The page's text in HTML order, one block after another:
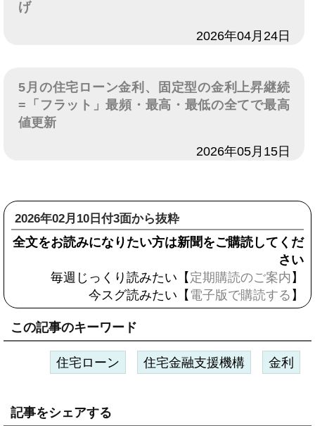
げ
2026年04月24日
5月の住宅ローン金利、固定型の金利上昇継続
=「フラット」最頻・最高・最低の全てで最高
値更新
2026年05月15日
2026年02月10日付3面から抜粋
全文をお読みになりたい方は新聞をご購読してくだ
さい
毎週じっくり読みたい【 定期購読のご案内 】
今スグ読みたい【 電子版で購読する 】
この記事のキーワード
住宅ローン 住宅金融支援機構 金利
記事をシェアする